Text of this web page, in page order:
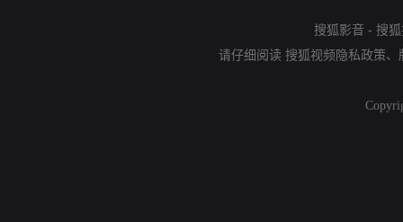
搜狐影音 - 搜
请仔细阅读 搜狐视频隐私政策、